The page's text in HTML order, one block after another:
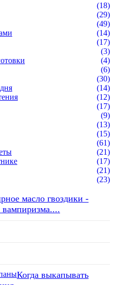
(18)
(29)
(49)
(14)
(17)
(3)
(4)
(6)
(30)
(14)
(12)
(17)
(9)
(13)
(15)
(61)
(21)
(17)
(21)
(23)
масло гвоздики -
Когда выкапывать